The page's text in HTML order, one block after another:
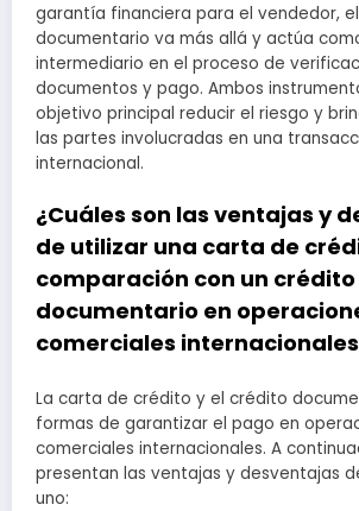
garantía financiera para el vendedor,
documentario va más allá y actúa
intermediario en el proceso de
documentos y pago. Ambos
objetivo principal reducir el riesgo y
las partes involucradas en una
internacional.
¿Cuáles son las ventajas y
de utilizar una carta de
comparación con un crédito
documentario en
comerciales
La carta de crédito y el crédito
formas de garantizar el pago en
comerciales internacionales. A
presentan las ventajas y desventajas
uno: